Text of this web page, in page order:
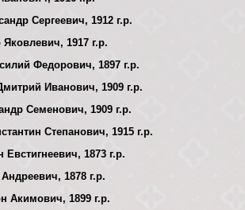
Сергеевич, 1912 г.р.
1917 г.р.
Федорович, 1897 г.р.
Иванович, 1909 г.р.
Семенович, 1909 г.р.
Степанович, 1915 г.р.
1873 г.р.
1878 г.р.
Акимович, 1899 г.р.